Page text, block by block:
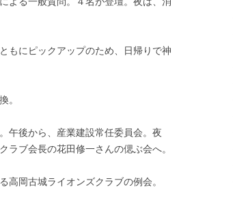
にピックアップのため、日帰りで神
。
後から、産業建設常任委員会。夜
ラブ会長の花田修一さんの偲ぶ会へ。
岡古城ライオンズクラブの例会。